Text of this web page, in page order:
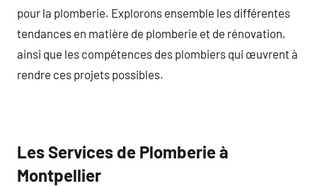
pour la plomberie. Explorons ensemble les différentes
tendances en matière de plomberie et de rénovation,
ainsi que les compétences des plombiers qui œuvrent à
rendre ces projets possibles.
Les Services de Plomberie à
Montpellier